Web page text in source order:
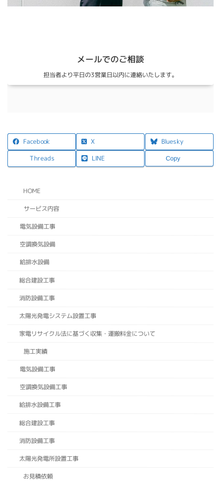
メールでのご相談
担当者より平日の3営業日以内に連絡いたします。
Facebook X Bluesky
Threads LINE Copy
HOME
サービス内容
電気設備工事
空調換気設備
給排水設備
総合建設工事
消防設備工事
太陽光発電システム設置工事
家電リサイクル法に基づく収集・運搬料金について
施工実績
電気設備工事
空調換気設備工事
給排水設備工事
総合建設工事
消防設備工事
太陽光発電所設置工事
お見積依頼